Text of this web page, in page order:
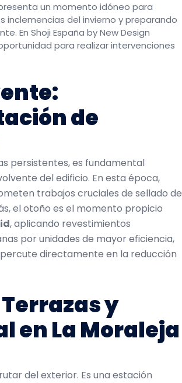
un momento idóneo para
inclemencias del invierno y preparando
En Shoji España by New Design
para realizar intervenciones
de
persistentes, es fundamental
del edificio. En esta época,
trabajos cruciales de sellado de
el otoño es el momento propicio
, aplicando revestimientos
por unidades de mayor eficiencia,
directamente en la reducción
y
en La Moraleja
del exterior. Es una estación